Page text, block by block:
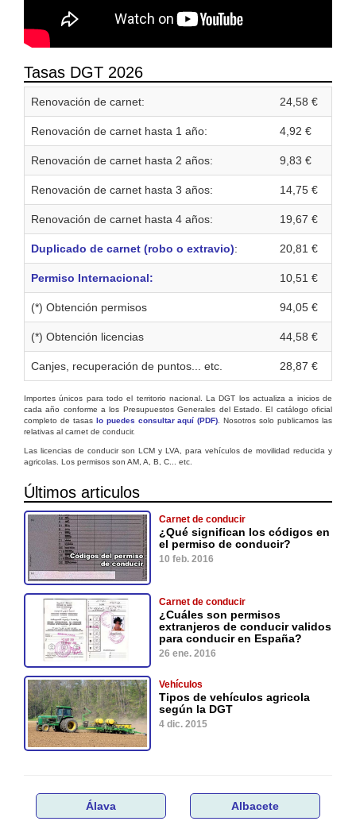
Tasas DGT 2026
Renovación de carnet: 24,58 €
Renovación de carnet hasta 1 año: 4,92 €
Renovación de carnet hasta 2 años: 9,83 €
Renovación de carnet hasta 3 años: 14,75 €
Renovación de carnet hasta 4 años: 19,67 €
Duplicado de carnet (robo o extravio): 20,81 €
Permiso Internacional: 10,51 €
(*) Obtención permisos 94,05 €
(*) Obtención licencias 44,58 €
Canjes, recuperación de puntos... etc. 28,87 €
Importes únicos para todo el territorio nacional. La DGT los actualiza a inicios de
cada año conforme a los Presupuestos Generales del Estado. El catálogo oficial
completo de tasas lo puedes consultar aquí (PDF) . Nosotros solo publicamos las
relativas al carnet de conducir.
Las licencias de conducir son LCM y LVA, para vehículos de movilidad reducida y
agricolas. Los permisos son AM, A, B, C... etc.
Últimos articulos
Carnet de conducir
¿Qué significan los códigos en
el permiso de conducir?
10 feb. 2016
Carnet de conducir
¿Cuáles son permisos
extranjeros de conducir validos
para conducir en España?
26 ene. 2016
Vehículos
Tipos de vehículos agricola
según la DGT
4 dic. 2015
Álava Albacete